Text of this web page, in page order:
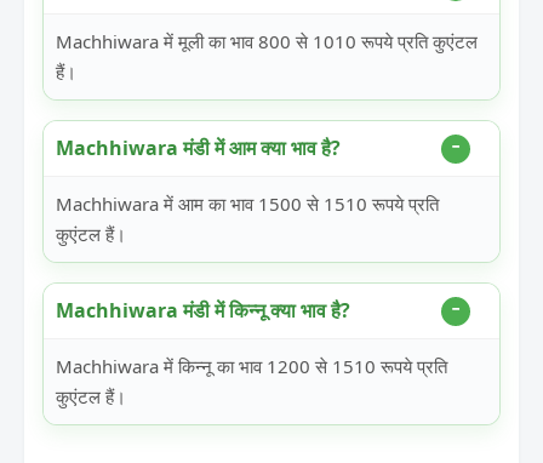
Machhiwara में मूली का भाव 800 से 1010 रूपये प्रति कुएंटल
हैं।
Machhiwara मंडी में आम क्या भाव है?
Machhiwara में आम का भाव 1500 से 1510 रूपये प्रति
कुएंटल हैं।
Machhiwara मंडी में किन्नू क्या भाव है?
Machhiwara में किन्नू का भाव 1200 से 1510 रूपये प्रति
कुएंटल हैं।